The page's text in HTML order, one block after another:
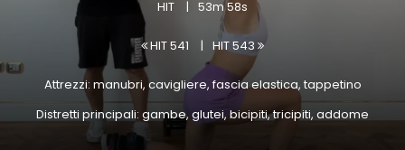
HIT 53m 58s
HIT 541 HIT 543
Attrezzi: manubri, cavigliere, fascia elastica, tappetino
Distretti principali: gambe, glutei, bicipiti, tricipiti, addome